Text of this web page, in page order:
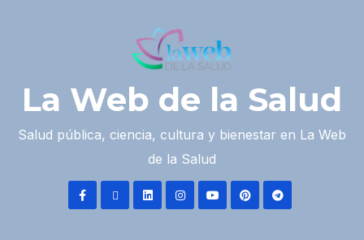
La Web de la Salud
Salud pública, ciencia, cultura y bienestar en La Web
de la Salud